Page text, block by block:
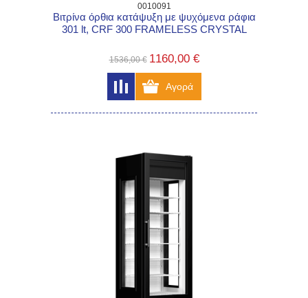
0010091
Βιτρίνα όρθια κατάψυξη με ψυχόμενα ράφια
301 lt, CRF 300 FRAMELESS CRYSTAL
1536,00 € 1160,00 €